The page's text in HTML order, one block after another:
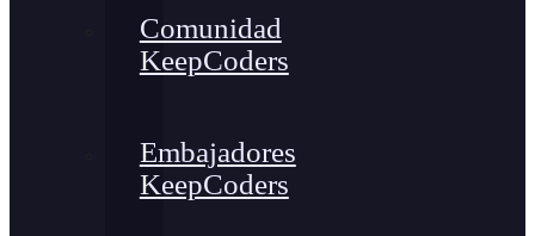
Comunidad
KeepCoders
Embajadores
KeepCoders